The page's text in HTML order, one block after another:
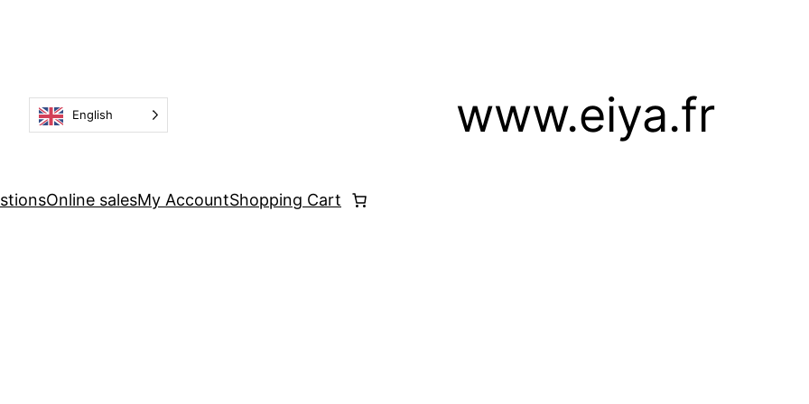
English www.eiya.fr
Online salesMy AccountShopping Cart